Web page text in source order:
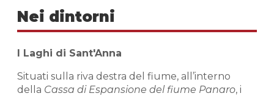
Nei dintorni
I Laghi di Sant'Anna
Situati sulla riva destra del fiume, all’interno
della Cassa di Espansione del fiume Panaro, i